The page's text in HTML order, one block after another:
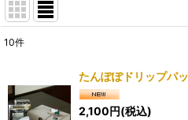
並び順 :
10件
たんぽぽドリップパ
2,100円(税込)